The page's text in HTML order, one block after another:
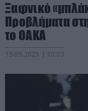
Ξαφνικό
Προβλήματα
το ΟΑΚΑ
15.09.2025 | 10:03